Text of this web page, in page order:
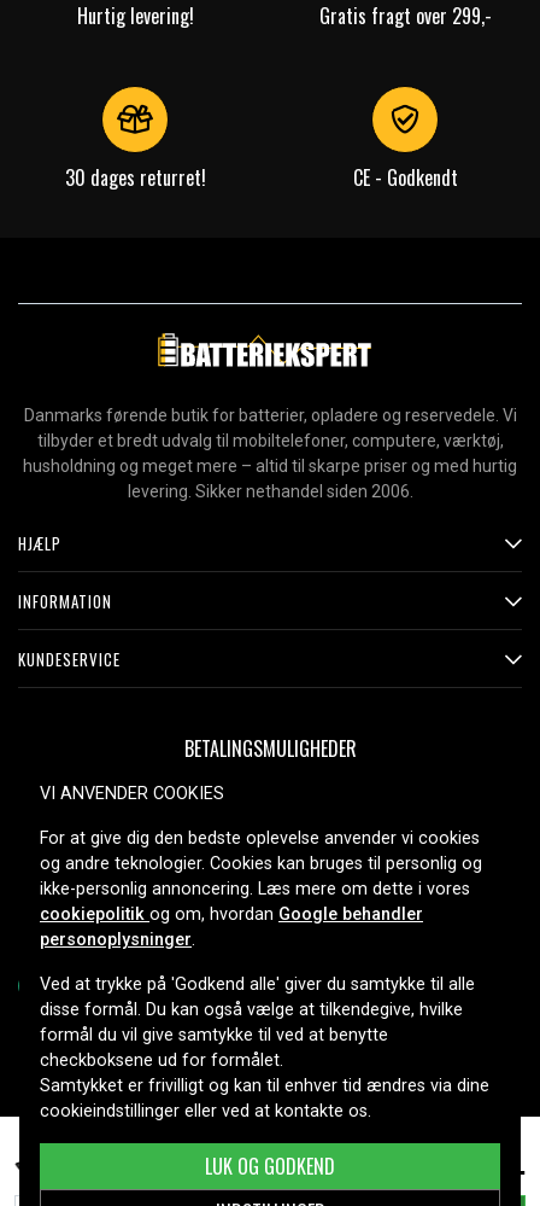
Hp Spectre X360 15-CH001NB, 11.55V, 7150 mAh 475 kr.
Hurtig levering! Gratis fragt over 299,-
30 dages returret! CE - Godkendt
Danmarks førende butik for batterier, opladere og reservedele. Vi
tilbyder et bredt udvalg til mobiltelefoner, computere, værktøj,
husholdning og meget mere – altid til skarpe priser og med hurtig
levering. Sikker nethandel siden 2006.
HJÆLP
INFORMATION
KUNDESERVICE
BETALINGSMULIGHEDER
LEVERINGSMULIGHEDER
Copyright © 2026, Spares Nordic AB
VI ANVENDER COOKIES
For at give dig den bedste oplevelse anvender vi cookies
og andre teknologier. Cookies kan bruges til personlig og
ikke-personlig annoncering. Læs mere om dette i vores
cookiepolitik og om, hvordan Google behandler
personoplysninger.
Ved at trykke på 'Godkend alle' giver du samtykke til alle
disse formål. Du kan også vælge at tilkendegive, hvilke
formål du vil give samtykke til ved at benytte
checkboksene ud for formålet.
Samtykket er frivilligt og kan til enhver tid ændres via dine
cookieindstillinger eller ved at kontakte os.
LUK OG GODKEND